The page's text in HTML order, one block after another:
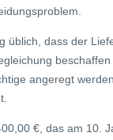
üblich, dass der
angeregt
€, das am 10.